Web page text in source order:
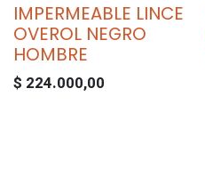
IMPERMEABLE LINCE
OVEROL NEGRO
HOMBRE
$ 224.000,00